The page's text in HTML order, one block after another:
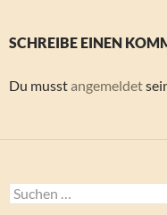
SCHREIBE EINEN
Du musstangemeldet
Suchen
nach: